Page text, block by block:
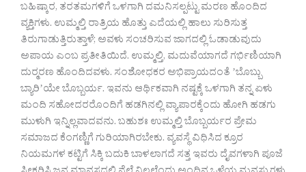
ಬಹಿಷ್ಕಾರ, ತರತಮಗಳಿಗೆ ಒಳಗಾಗಿ ದಮನಿಸಲ್ಪಟ್ಟು ಮರಣ ಹೊಂದಿದ
ವ್ಯಕ್ತಿಗಳು. ಉಮ್ಮಲ್ತಿ ರಾತ್ರಿಯ ಹೊತ್ತು ಎದೆಯಲ್ಲಿ ಹಾಲು ಸುರಿಸುತ್ತ
ತಿರುಗಾಡುತ್ತಿರುತ್ತಾಳೆ; ಅವಳು ಸಂಚರಿಸುವ ಜಾಗದಲ್ಲಿ ಓಡಾಡುವುದು
ಅಪಾಯ ಎಂಬ ಪ್ರತೀತಿಯಿದೆ. ಉಮ್ಮಲ್ತಿ, ಮದುವೆಯಾಗದೆ ಗರ್ಭಿಣಿಯಾಗಿ
ದುರ‍್ಮರಣ ಹೊಂದಿದವಳು. ಸಂಶೋಧಕರ ಅಭಿಪ್ರಾಯದಂತೆ ʼಬೊಬ್ಬು
ಬ್ಯಾರಿʼಯೇ ಬೊಬ್ಬರ್ಯ. ಇವನು ಆರ್ಥಿಕವಾಗಿ ನಷ್ಟಕ್ಕೆ ಒಳಗಾಗಿ ತನ್ನ ಏಳು
ಮಂದಿ ಸಹೋದರರೊಂದಿಗೆ ಹಡಗಿನಲ್ಲಿ ವ್ಯಾಪಾರಕ್ಕೆಂದು ಹೋಗಿ ಹಡಗು
ಮುಳುಗಿ ಇನ್ನಿಲ್ಲವಾದವನು. ಬಹುಶಃ ಉಮ್ಮಲ್ತಿ ಬೊಬ್ಬರ್ಯರ ಪ್ರೇಮ
ಸಮಾಜದ ಕೆಂಗಣ್ಣಿಗೆ ಗುರಿಯಾಗಿರಬೇಕು. ವ್ಯವಸ್ಥೆ ವಿಧಿಸಿದ ಕ್ರೂರ
ನಿಯಮಗಳ ಕಟ್ಟಿಗೆ ಸಿಕ್ಕಿ ಬದುಕಿ ಬಾಳಲಾಗದೆ ಸತ್ತ ಇವರು ದೈವಗಳಾಗಿ ಪೂಜೆ